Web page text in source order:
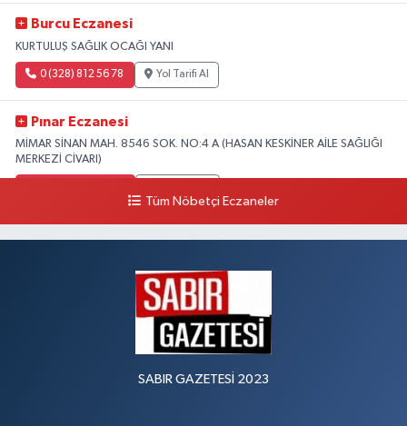
Burcu Eczanesi
KURTULUŞ SAĞLIK OCAĞI YANI
0 (328) 812 56 78 Yol Tarifi Al
Pınar Eczanesi
MİMAR SİNAN MAH. 8546 SOK. NO:4 A (HASAN KESKİNER AİLE SAĞLIĞI
MERKEZİ CİVARI)
Tüm Nöbetçi Eczaneler
SABIR GAZETESİ 2023